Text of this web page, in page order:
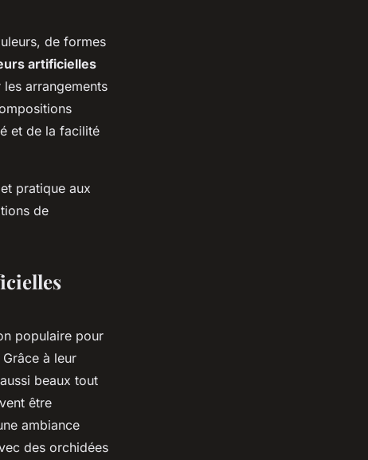
de formes
artificielles
arrangements
et de la facilité
pratique aux
de
populaire pour
à leur
beaux tout
être
ambiance
des orchidées